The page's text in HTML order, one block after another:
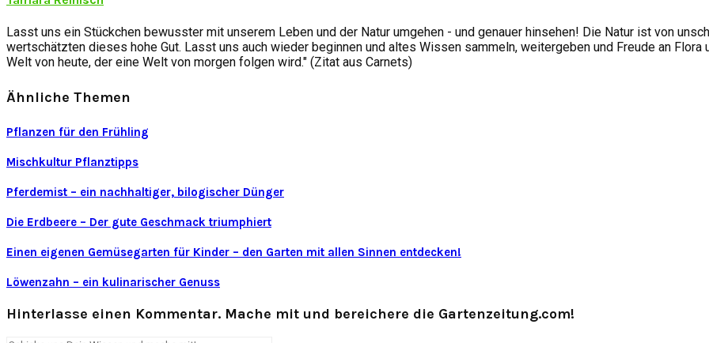
Lasst uns ein Stückchen bewusster mit unserem Leben und der Natur umgehen - und genauer hinsehen! Die Natur ist von
wertschätzten dieses hohe Gut. Lasst uns auch wieder beginnen und altes Wissen sammeln, weitergeben und Freude an
Welt von heute, der eine Welt von morgen folgen wird." (Zitat aus Carnets)
Ähnliche Themen
Pflanzen für den Frühling
Mischkultur Pflanztipps
Pferdemist – ein nachhaltiger, bilogischer Dünger
Die Erdbeere – Der gute Geschmack triumphiert
Einen eigenen Gemüsegarten für Kinder – den Garten mit allen Sinnen entdecken!
Löwenzahn – ein kulinarischer Genuss
Hinterlasse einen Kommentar. Mache mit und bereichere die Gartenzeitung.com!